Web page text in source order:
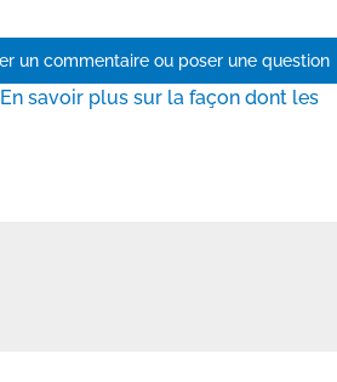
En savoir plus sur la façon dont les